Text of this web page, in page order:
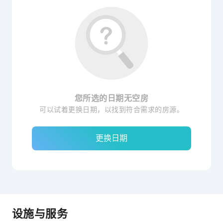
您所选的日期无空房
可以试着更换日期，以找到符合需求的房源。
更换日期
设施与服务